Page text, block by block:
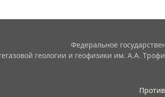
Федеральное
геологии и геофизики им. А.А.